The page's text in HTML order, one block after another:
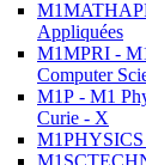
Appliquées
M1MPRI -
Computer
M1P - M1
Curie - X
M1PHYSICS